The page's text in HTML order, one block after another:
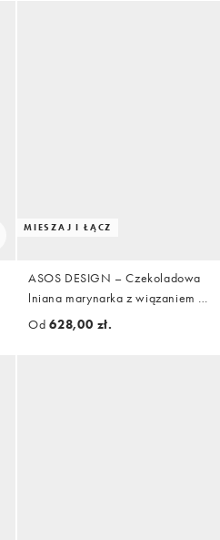
MIESZAJ I ŁĄCZ
ASOS DESIGN – Czekoladowa
lniana marynarka z wiązaniem z
boku, część zestawu
Od 628,00 zł.